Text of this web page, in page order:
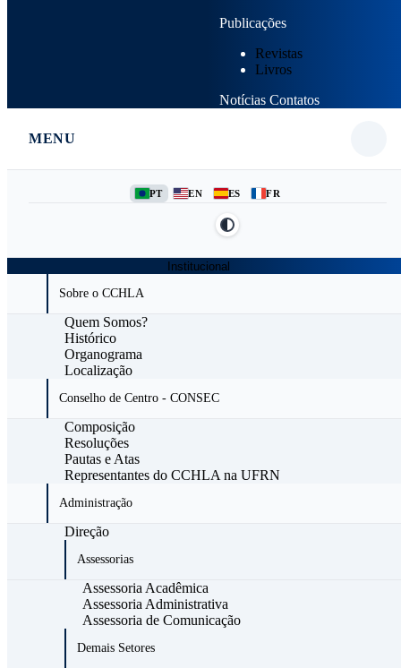
Publicações
Revistas
Livros
Notícias Contatos
MENU
PT EN ES FR
Institucional
Sobre o CCHLA
Quem Somos?
Histórico
Organograma
Localização
Conselho de Centro - CONSEC
Composição
Resoluções
Pautas e Atas
Representantes do CCHLA na UFRN
Administração
Direção
Assessorias
Assessoria Acadêmica
Assessoria Administrativa
Assessoria de Comunicação
Demais Setores